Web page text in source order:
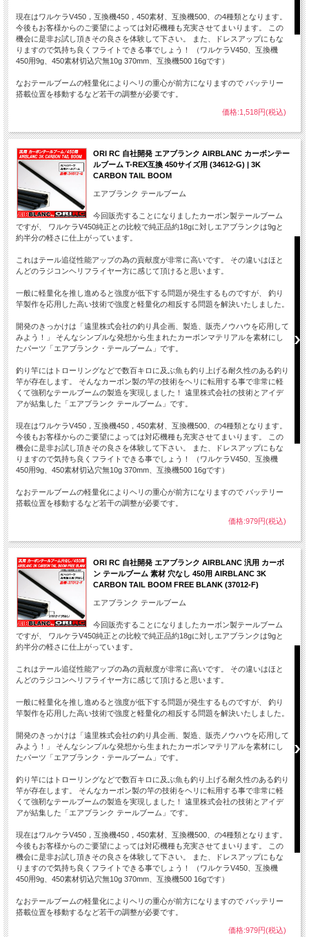
超高精度３軸ジャイロ搭載。 フライバーレスのヘリでは
トップレベルの安定性を発揮。（当社比）高精度ジャイロ
制御アルゴリズム! まるでフライバーがついているかのよ
うな癖のない飛行が楽しめる。
超高速
スを実現
を搭載
ハードなトレーニングに耐えるタフな機体。 各部マテリ
アルの最適化やギアモジュールの大型化により耐衝撃性が
大幅に向上!
テールローターをダイレクトにモーターで駆動。トラブル
サイズ
フライ
フルな
レクト
保
・フライ
・大型ヘ
はオススメ
・海外市
「SLT™プ
互換を可
「
でSLT対
機体仕様
Solo Mxx Revolution LED Version
現在はワルケラV450，互換機450，450素材、互換機500、の4種類となります。
今後もお客様からのご要望によっては対応機種も充実させてまいります。 この
機会に是非お試し頂きその良さを体験して下さい。 また、ドレスアップにもな
りますので気持ち良くフライトできる事でしょう！ （ワルケラV450、互換機
450用9g、450素材切込穴無10g 370mm、互換機500 16gです）
なおテールブームの軽量化によりヘリの重心が前方になりますので バッテリー
搭載位置を移動するなど若干の調整が必要です。
価格:1,518円(税込)
ORI RC 自社開発 エアブランク AIRBLANC カーボンテー
ルブーム T-REX互換 450サイズ用 (34612-G) | 3K
CARBON TAIL BOOM
エアブランク テールブーム
今回販売することになりましたカーボン製テールブーム
ですが、 ワルケラV450純正との比較で純正品約18gに対しエアブランクは9gと
約半分の軽さに仕上がっています。
これはテール追従性能アップの為の貢献度が非常に高いです。 その違いはほと
んどのラジコンヘリフライヤー方に感じて頂けると思います。
一般に軽量化を推し進めると強度が低下する問題が発生するものですが、 釣り
竿製作を応用した高い技術で強度と軽量化の相反する問題を解決いたしました。
開発のきっかけは「遠里株式会社の釣り具企画、製造、販売ノウハウを応用して
みよう！」 そんなシンプルな発想から生まれたカーボンマテリアルを素材にし
たパーツ「エアブランク・テールブーム」です。
釣り竿にはトローリングなどで数百キロに及ぶ魚も釣り上げる耐久性のある釣り
竿が存在します。 そんなカーボン製の竿の技術をヘリに転用する事で非常に軽
くて強靭なテールブームの製造を実現しました！ 遠里株式会社の技術とアイデ
アが結集した「エアブランク テールブーム」です。
現在はワルケラV450，互換機450，450素材、互換機500、の4種類となります。
今後もお客様からのご要望によっては対応機種も充実させてまいります。 この
機会に是非お試し頂きその良さを体験して下さい。 また、ドレスアップにもな
りますので気持ち良くフライトできる事でしょう！ （ワルケラV450、互換機
450用9g、450素材切込穴無10g 370mm、互換機500 16gです）
なおテールブームの軽量化によりヘリの重心が前方になりますので バッテリー
搭載位置を移動するなど若干の調整が必要です。
価格:979円(税込)
ORI RC 自社開発 エアブランク AIRBLANC 汎用 カーボ
ン テールブーム 素材 穴なし 450用 AIRBLANC 3K
CARBON TAIL BOOM FREE BLANK (37012-F)
エアブランク テールブーム
今回販売することになりましたカーボン製テールブーム
ですが、 ワルケラV450純正との比較で純正品約18gに対しエアブランクは9gと
約半分の軽さに仕上がっています。
これはテール追従性能アップの為の貢献度が非常に高いです。 その違いはほと
んどのラジコンヘリフライヤー方に感じて頂けると思います。
一般に軽量化を推し進めると強度が低下する問題が発生するものですが、 釣り
竿製作を応用した高い技術で強度と軽量化の相反する問題を解決いたしました。
開発のきっかけは「遠里株式会社の釣り具企画、製造、販売ノウハウを応用して
みよう！」 そんなシンプルな発想から生まれたカーボンマテリアルを素材にし
たパーツ「エアブランク・テールブーム」です。
釣り竿にはトローリングなどで数百キロに及ぶ魚も釣り上げる耐久性のある釣り
竿が存在します。 そんなカーボン製の竿の技術をヘリに転用する事で非常に軽
くて強靭なテールブームの製造を実現しました！ 遠里株式会社の技術とアイデ
アが結集した「エアブランク テールブーム」です。
現在はワルケラV450，互換機450，450素材、互換機500、の4種類となります。
今後もお客様からのご要望によっては対応機種も充実させてまいります。 この
機会に是非お試し頂きその良さを体験して下さい。 また、ドレスアップにもな
りますので気持ち良くフライトできる事でしょう！ （ワルケラV450、互換機
450用9g、450素材切込穴無10g 370mm、互換機500 16gです）
なおテールブームの軽量化によりヘリの重心が前方になりますので バッテリー
搭載位置を移動するなど若干の調整が必要です。
価格:979円(税込)